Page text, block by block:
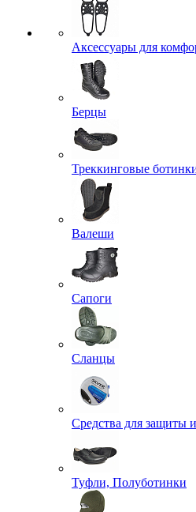
Аксессуары для
Берцы
Треккинговые
Валеши
Сапоги
Сланцы
Средства для защиты
Туфли, Полуботинки